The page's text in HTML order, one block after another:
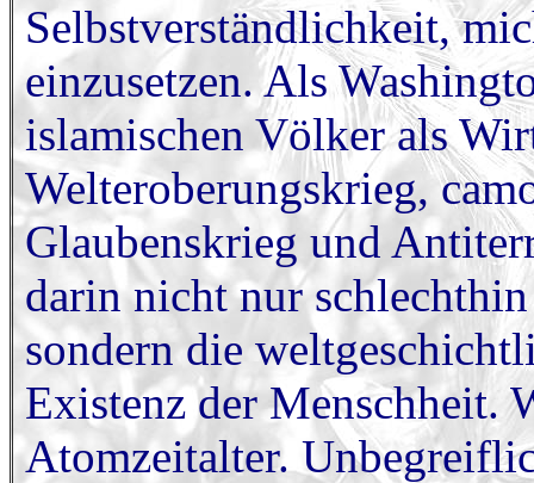
Selbstverständlichkeit,
einzusetzen. Als
islamischen Völker als
Welteroberungskrieg,
Glaubenskrieg und
darin nicht nur
sondern die
Existenz der Menschheit.
Atomzeitalter.